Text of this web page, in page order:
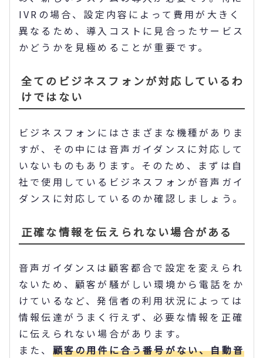
IVRの場合、設定内容によって費用が大きく
異なるため、導入コストに見合ったサービス
かどうかを見極めることが重要です。
全てのビジネスフォンが対応しているわ
けではない
ビジネスフォンにはさまざまな機種がありま
すが、その中には音声ガイダンスに対応して
いないものもあります。そのため、まずは自
社で使用しているビジネスフォンが音声ガイ
ダンスに対応しているのか確認しましょう。
正確な情報を伝えられない場合がある
音声ガイダンスは顧客都合で設定を変えられ
ないため、顧客が騒がしい環境から電話をか
けているなど、発信者の利用状況によっては
情報伝達がうまく行えず、必要な情報を正確
に伝えられない場合があります。
また、 顧客の用件に合う番号がない、自動音